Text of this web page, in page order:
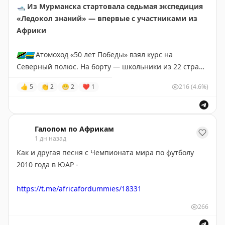
турецкому султану», «Иван Грозный и сын его Иван»,
«Не ждали», «Крестный ход в Курской губернии».
Telegram|ВК|Max
🛥 Из Мурманска стартовала седьмая экспедиция
«Ледокол знаний» — впервые с участниками из
Африки
🇹🇿🇷🇼Атомоход «50 лет Победы» взял курс на
Северный полюс. На борту — школьники из 22 стран,
Руанды, которые увидят Арктику.
🥼За время рейса участники запустят стратосферную
платформу для мониторинга и проведут самый
северный интернациональный хоровод. Конкурс в
этом году был рекордным — 73 тысячи заявок на 22
места.
😅🤣😂🙂🙃
мы тоже есть) —
👍 5 👏 2 😁 2 ❤ 1 216 (4.6%)
Галопом по Африкам
1 дн назад
Как и другая песня с Чемпионата мира по футболу
2010 года в ЮАР -
https://t.me/africafordummies/18331
266